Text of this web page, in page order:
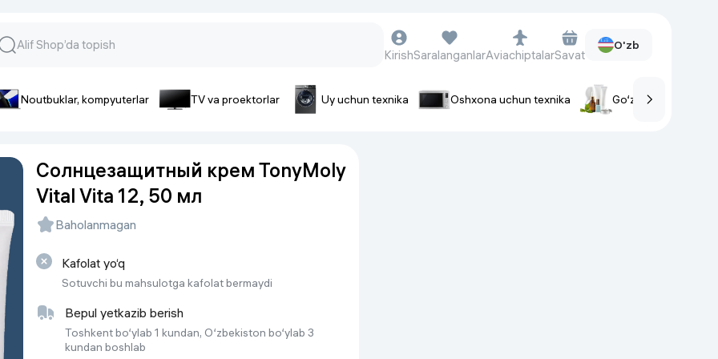
va gadjetlar
Smartfonlar uchun g’ilof
iPhone uchun g’ilof
Tegishli tovarlar
Batareyalar va akkumulyatorlar
Kabellar
KirishSaralanganlarAviachiptalarSavat
O'zb
Noutbuklar, kompyuterlar TV va proektorlar Uy uchun texnika Oshxona uchun texnika Go‘zallik va parvarish
Солнцезащитный крем TonyMoly
Vital Vita 12, 50 мл
Baholanmagan
Kafolat yo‘q
Sotuvchi bu mahsulotga kafolat bermaydi
Bepul yetkazib berish
Toshkent bo‘ylab 1 kundan, O‘zbekiston bo‘ylab 3
kundan boshlab